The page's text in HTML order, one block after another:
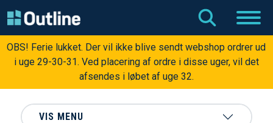
OBS! Ferie lukket. Der vil ikke blive sendt webshop ordrer ud
i uge 29-30-31. Ved placering af ordre i disse uger, vil det
afsendes i løbet af uge 32.
VIS MENU